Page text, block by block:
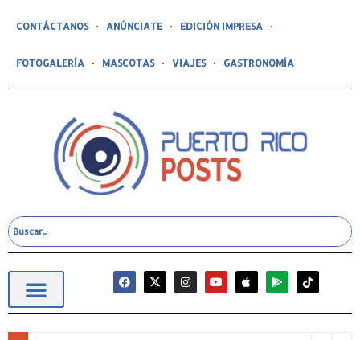
CONTÁCTANOS ANÚNCIATE EDICIÓN IMPRESA
FOTOGALERÍA MASCOTAS VIAJES GASTRONOMÍA